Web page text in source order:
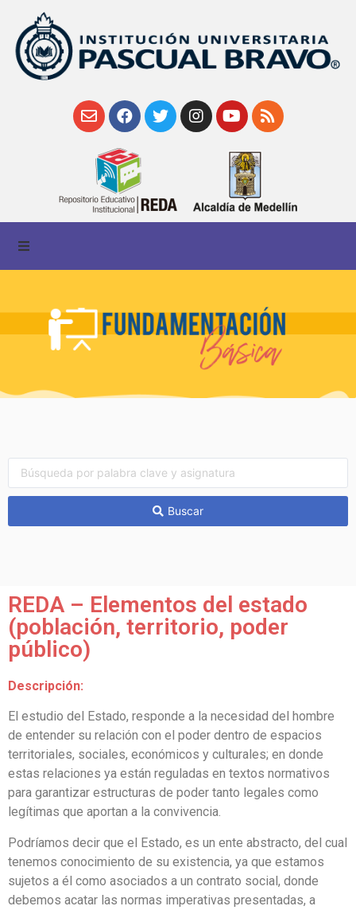
Buscar
REDA – Elementos del estado
(población, territorio, poder
público)
Descripción:
El estudio del Estado, responde a la necesidad del hombre
de entender su relación con el poder dentro de espacios
territoriales, sociales, económicos y culturales; en donde
estas relaciones ya están reguladas en textos normativos
para garantizar estructuras de poder tanto legales como
legítimas que aportan a la convivencia.
Podríamos decir que el Estado, es un ente abstracto, del cual
tenemos conocimiento de su existencia, ya que estamos
sujetos a él como asociados a un contrato social, donde
debemos acatar las normas imperativas presentadas, a